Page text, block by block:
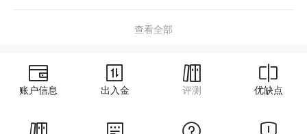
查看全部
账户信息 出入金 评测 优缺点